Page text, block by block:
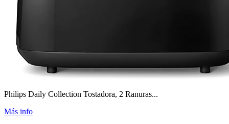
Philips Daily Collection Tostadora, 2 Ranuras...
Más info